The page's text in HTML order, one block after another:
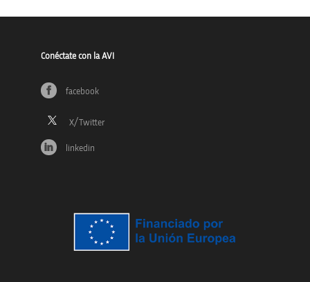
Conéctate con la AVI
facebook
linkedin